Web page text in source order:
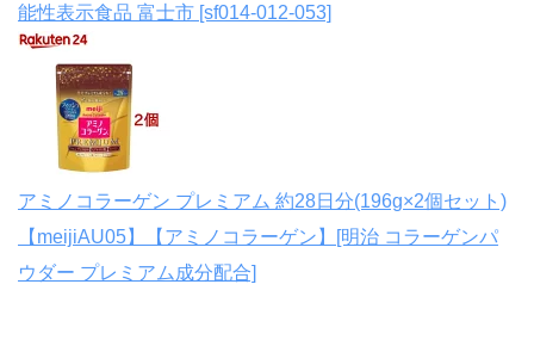
能性表示食品 富士市 [sf014-012-053]
アミノコラーゲン プレミアム 約28日分(196g×2個セット)
【meijiAU05】【アミノコラーゲン】[明治 コラーゲンパ
ウダー プレミアム成分配合]